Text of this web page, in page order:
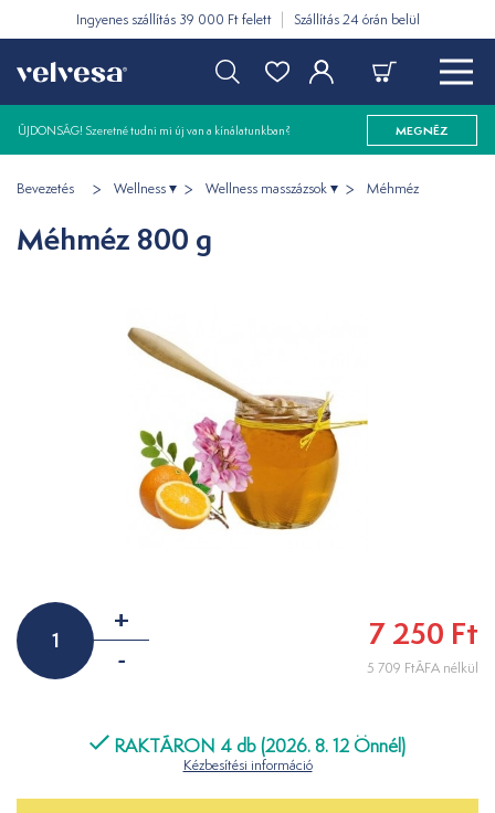
Ingyenes szállítás 39 000 Ft felett Szállítás 24 órán belül
ÚJDONSÁG! Szeretné tudni mi új van a kínálatunkban? MEGNÉZ
Bevezetés Wellness Wellness masszázsok Méhméz
Méhméz 800 g
+
-
7 250 Ft
5 709 FtÁFA nélkül
RAKTÁRON 4 db (2026. 8. 12 Önnél)
Kézbesítési információ